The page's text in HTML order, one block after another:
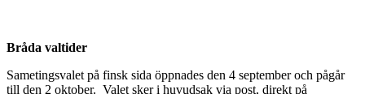
Bråda valtider
Sametingsvalet på finsk sida öppnades den 4 september och pågår
till den 2 oktober. Valet sker i huvudsak via post, direkt på